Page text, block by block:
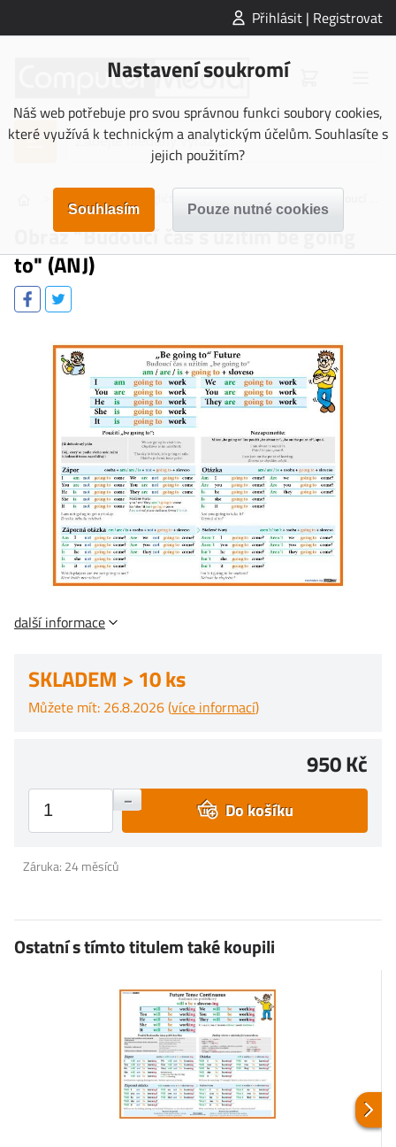
Přihlásit | Registrovat
Nastavení soukromí
Náš web potřebuje pro svou správnou funkci soubory cookies,
které využívá k technickým a analytickým účelům. Souhlasíte s
jejich použitím?
> >
Obraz "Budoucí čas s užitím be going
to" (ANJ)
další informace
SKLADEM > 10 ks
Můžete mít: 26.8.2026 (více informací)
950 Kč
+
– Do košíku
Záruka: 24 měsíců
Ostatní s tímto titulem také koupili